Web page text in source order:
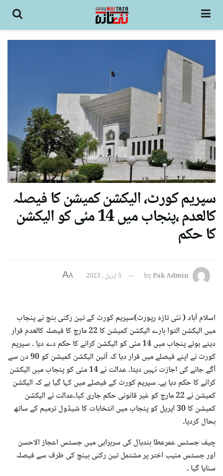
سپریم کورٹ، الیکشن کمیشن کا فیصلہ
کالعدم ،پنجاب میں 14 مئی کو الیکشن
کا حکم
byPak Admin 5 اپریل , 2023 A
A
اسلام آباد ( نئی تازہ رپورٹ)‌سپریم کورٹ کے تین رکنی بنچ نے پنجاب
میں الیکشن التوا بارے الیکشن کمیشن کا 22 مارچ کا فیصلہ کالعدم قرار
دیتے ہوئے پنجاب میں 14 مئی کو الیکشن کرانے کا حکم دے دیا ۔ سپریم
کورٹ نے اپنے فیصلے میں قرار دیا کہ آئین الیکشن کمیشن کو 90 دن سے
آگے جانے کی اجازت نہیں دیتا۔ عدالت نے 14 مئی کو پنجاب میں الیکشن
کرانے کا حکم دیا ہے۔ سپریم کورٹ کے فیصلے میں کہا گیا ہے کہ الیکشن
کمیشن نے 22 مارچ کو غیر قانونی حکم جاری کیا۔عدالت نے الیکشن
کمیشن کا 30 اپریل کو پنجاب میں انتخابات کا شیڈول ترمیم کے ساتھ
بحال کردیا۔
چیف جسٹس عمرعطا بندیال کی سربراہی میں جسٹس اعجاز الاحسن
اور جسٹس منیب اختر پر مشتمل تین رکنی بینچ کی طرف سے فیصلہ
سنایا گیا ۔